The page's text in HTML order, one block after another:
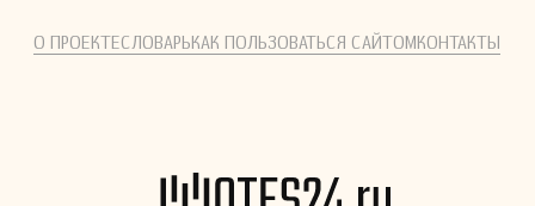
О ПРОЕКТЕСЛОВАРЬКАК ПОЛЬЗОВАТЬСЯ САЙТОМКОНТАКТЫ